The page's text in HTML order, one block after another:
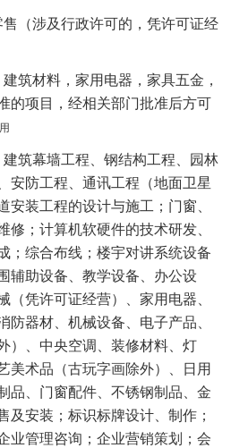
（涉及行政许可的，凭许可证经
筑材料，家用电器，家具五金，
的项目，经相关部门批准后方可
筑幕墙工程、钢结构工程、园林
安防工程、通讯工程（地面卫星
安装工程的设计与施工；门窗、
修；计算机软硬件的技术研发、
；综合布线；楼宇对讲系统设备
辅助设备、教学设备、办公设
（凭许可证经营）、家用电器、
防器材、机械设备、电子产品、
）、中央空调、装修材料、灯
美术品（古玩字画除外）、日用
品、门窗配件、不锈钢制品、金
及安装；标识标牌设计、制作；
业管理咨询；企业营销策划；会